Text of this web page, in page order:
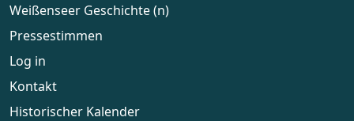
Weißenseer Geschichte (n)
Pressestimmen
Log in
Kontakt
Historischer Kalender